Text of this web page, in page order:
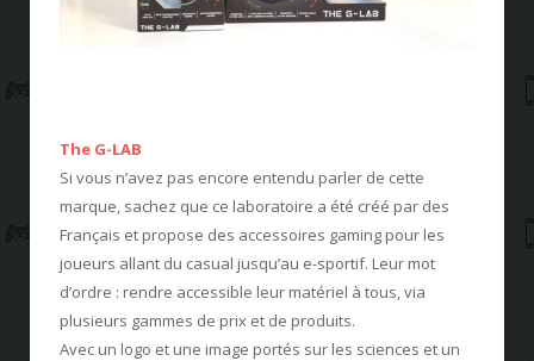
The G-LAB
Si vous n’avez pas encore entendu parler de cette
marque, sachez que ce laboratoire a été créé par des
Français et propose des accessoires gaming pour les
joueurs allant du casual jusqu’au e-sportif. Leur mot
d’ordre : rendre accessible leur matériel à tous, via
plusieurs gammes de prix et de produits.
Avec un logo et une image portés sur les sciences et un